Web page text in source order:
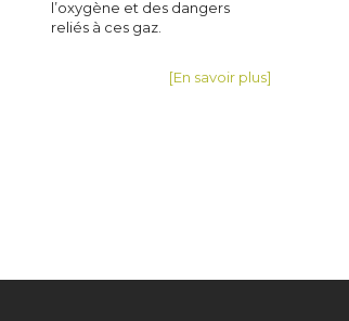
l’oxygène et des dangers
reliés à ces gaz.
[En savoir plus]